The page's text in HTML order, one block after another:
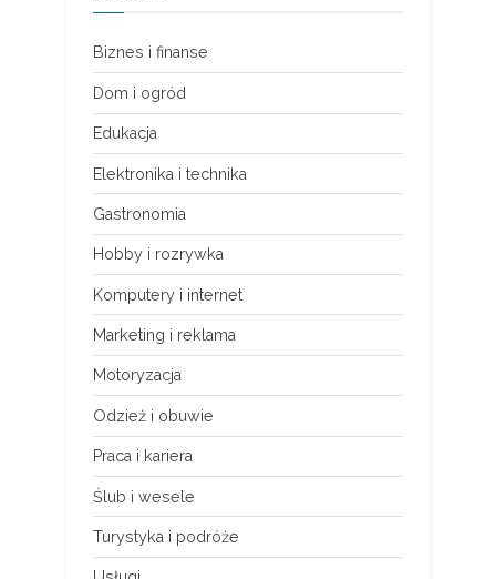
Biznes i finanse
Dom i ogród
Edukacja
Elektronika i technika
Gastronomia
Hobby i rozrywka
Komputery i internet
Marketing i reklama
Motoryzacja
Odzież i obuwie
Praca i kariera
Ślub i wesele
Turystyka i podróże